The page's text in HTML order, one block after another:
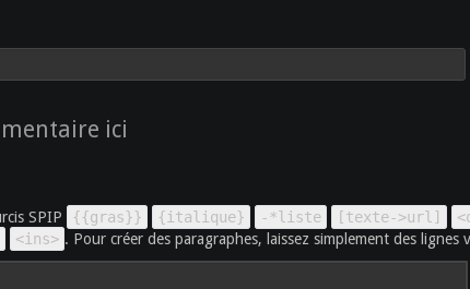
ici
SPIP
{{gras}} {italique} -*liste [texte->url]
<ins> . Pour créer des paragraphes, laissez simplement des lignes